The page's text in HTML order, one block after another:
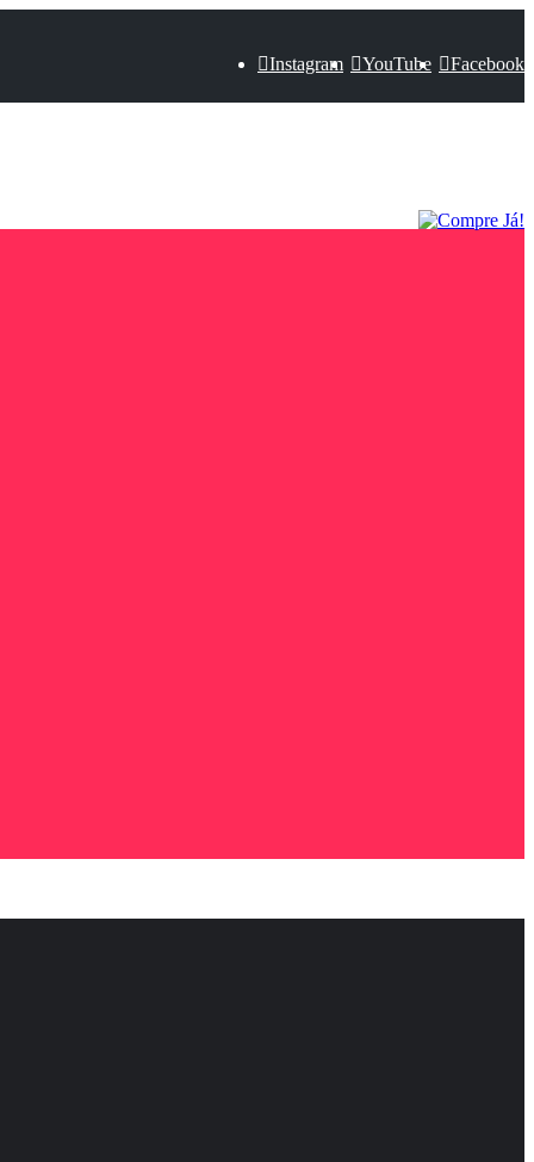
Facebook
YouTube
Instagram